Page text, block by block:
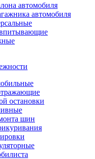
автомобиля
автомобиля
остановки
шин